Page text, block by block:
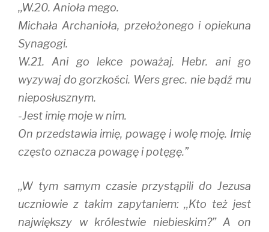
,,W.20. Anioła mego.
Michała Archanioła, przełożonego i opiekuna
Synagogi.
W.21. Ani go lekce poważaj. Hebr. ani go
wyzywaj do gorzkości. Wers grec. nie bądź mu
nieposłusznym.
-Jest imię moje w nim.
On przedstawia imię, powagę i wolę moję. Imię
często oznacza powagę i potęgę.”
,,W tym samym czasie przystąpili do Jezusa
uczniowie z takim zapytaniem: ,,Kto też jest
największy w królestwie niebieskim?” A on